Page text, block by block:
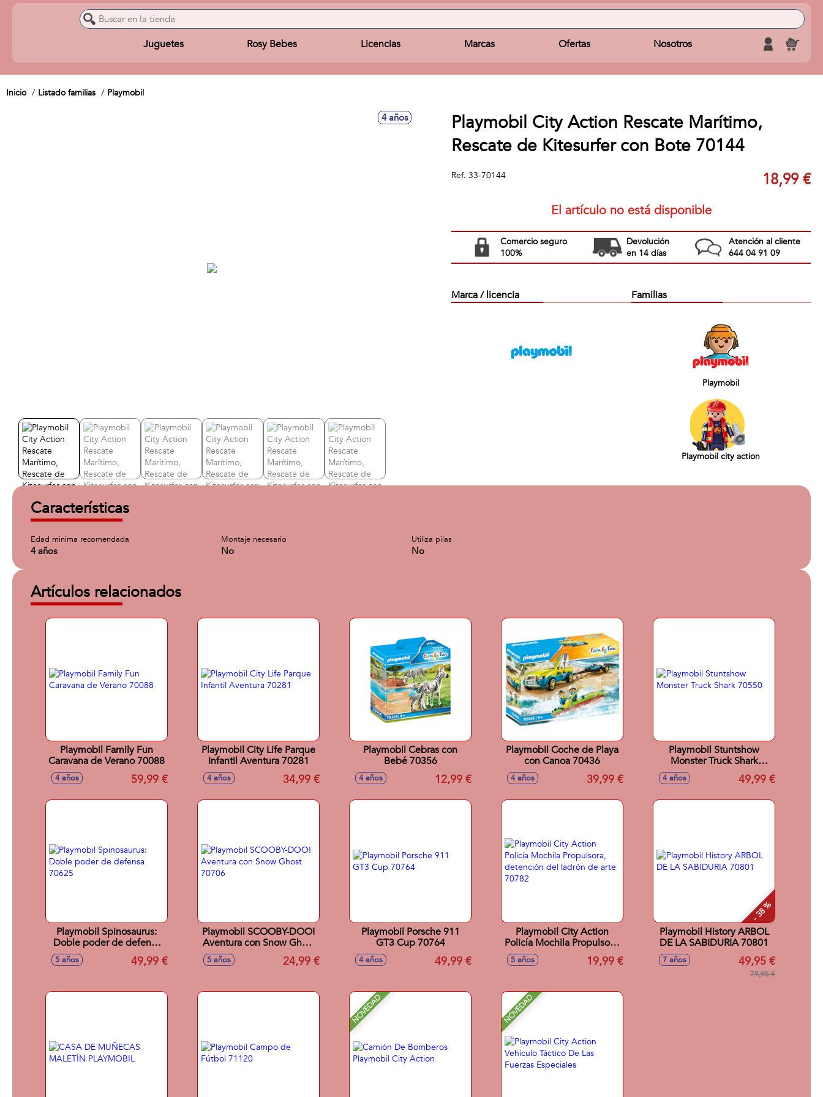
Juguetes Rosy Bebes Licencias Marcas Ofertas Nosotros
Inicio Listado familias Playmobil
4 años
Playmobil City Action Rescate Marítimo,
Rescate de Kitesurfer con Bote 70144
Ref. 33-70144 18,99 €
El artículo no está disponible
Comercio seguro
100%
Devolución
en 14 días
Atención al cliente
644 04 91 09
Marca / licencia Familias
Playmobil
Playmobil city action
Características
Edad minima recomendada
4 años
Montaje necesario
No
Utiliza pilas
No
Artículos relacionados
Playmobil Family Fun
Caravana de Verano 70088
4 años 59,99 €
Playmobil City Life Parque
Infantil Aventura 70281
4 años 34,99 €
Playmobil Cebras con
Bebé 70356
4 años 12,99 €
Playmobil Coche de Playa
con Canoa 70436
4 años 39,99 €
Playmobil Stuntshow
Monster Truck Shark
4 años 49,99 €
Playmobil Spinosaurus:
Doble poder de defensa
5 años 49,99 €
Playmobil SCOOBY-DOO!
Aventura con Snow Ghost
5 años 24,99 €
Playmobil Porsche 911
GT3 Cup 70764
4 años 49,99 €
Playmobil City Action
Policía Mochila Propulsora,
detención del ladrón de
5 años 19,99 €
- 38 %
Playmobil History ARBOL
DE LA SABIDURIA 70801
7 años 49,95 €
79,95 €
NOVEDAD NOVEDAD